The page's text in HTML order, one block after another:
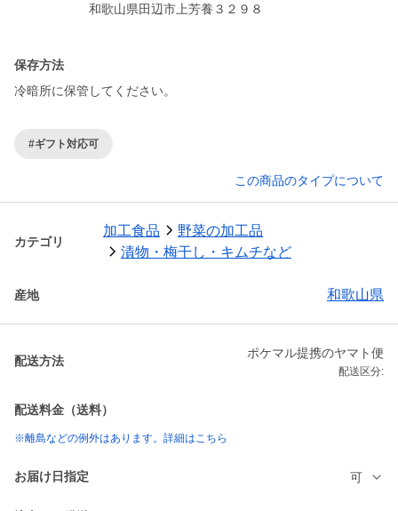
和歌山県田辺市上芳養３２９８
保存方法
冷暗所に保管してください。
#ギフト対応可
この商品のタイプについて
カテゴリ
加工食品
野菜の加工品
漬物・梅干し・キムチなど
産地 和歌山県
配送方法
ポケマル提携のヤマト便
配送区分:
配送料金（送料）
※離島などの例外はあります。詳細はこちら
お届け日指定 可